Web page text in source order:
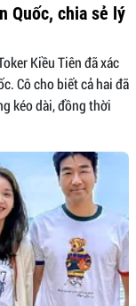
Quốc, chia sẻ lý
Kiều Tiên đã xác
Cô cho biết cả hai đã
kéo dài, đồng thời